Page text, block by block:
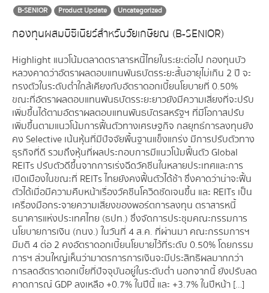
B-SENIOR Product Update Uncategorized
กองทุนผสมบีซีเนียร์สำหรับวัยเกษียณ (B-SENIOR)
Highlight แนวโน้มตลาดตราสารหนี้ไทยในระยะต่อไป กองทุนบัว
หลวงคาดว่าอัตราผลตอบแทนพันธบัตรระยะสั้นอายุไม่เกิน 2 ปี จะ
ทรงตัวในระดับต่ำใกล้เคียงกับอัตราดอกเบี้ยนโยบายที่ 0.50%
ขณะที่อัตราผลตอบแทนพันธบัตรระยะยาวยังมีความเสี่ยงที่จะปรับ
เพิ่มขึ้นได้ตามอัตราผลตอบแทนพันธบัตรสหรัฐฯ ที่มีโอกาสปรับ
เพิ่มขึ้นตามแนวโน้มการฟื้นตัวทางเศรษฐกิจ กลยุทธ์การลงทุนยัง
คง Selective เน้นหุ้นที่มีปัจจัยพื้นฐานแข็งแกร่ง มีการปรับตัวทาง
ธุรกิจที่ดี รวมถึงหุ้นที่ผลประกอบการมีแนวโน้มฟื้นตัว Global
REITs ปรับตัวดีขึ้นจากการเร่งฉีดวัคซีนในหลายประเทศและการ
เปิดเมืองในขณะที่ REITs ไทยยังคงฟื้นตัวได้ช้า ซึ่งคาดว่าน่าจะฟื้น
ตัวได้เมื่อมีความคืบหน้าเรื่องวัคซีนโควิดชัดเจนขึ้น และ REITs เป็น
เครื่องมือกระจายความเสี่ยงของพอร์ตการลงทุน ตราสารหนี้
ธนาคารแห่งประเทศไทย (ธปท.) ซึ่งจัดการประชุมคณะกรรมการ
นโยบายการเงิน (กนง.) ในวันที่ 4 ส.ค. ที่ผ่านมา คณะกรรมการฯ
มีมติ 4 ต่อ 2 คงอัตราดอกเบี้ยนโยบายไว้ที่ระดับ 0.50% โดยกรรม
การฯ ส่วนใหญ่เห็นว่ามาตรการการเงินจะมีประสิทธิผลมากกว่า
การลดอัตราดอกเบี้ยที่ปัจจุบันอยู่ในระดับต่ำ นอกจากนี้ ยังปรับลด
คาดการณ์ GDP ลงเหลือ +0.7% ในปีนี้ และ +3.7% ในปีหน้า […]